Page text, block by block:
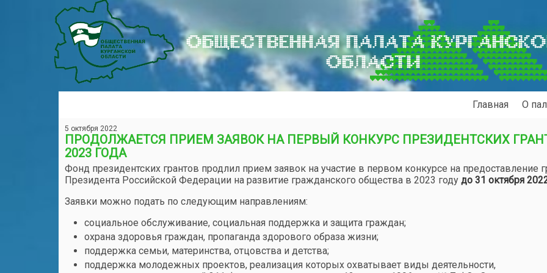
ОБЩЕСТВЕННАЯ ПАЛАТА
ОБЛАСТИ
Главная О
5 октября 2022
ПРОДОЛЖАЕТСЯ ПРИЕМ ЗАЯВОК НА ПЕРВЫЙ КОНКУРС ПРЕЗИДЕНТСКИХ
2023 ГОДА
Фонд президентских грантов продлил прием заявок на участие в первом конкурсе на предоставление
Президента Российской Федерации на развитие гражданского общества в 2023 году до 31 октября
Заявки можно подать по следующим направлениям:
социальное обслуживание, социальная поддержка и защита граждан;
охрана здоровья граждан, пропаганда здорового образа жизни;
поддержка семьи, материнства, отцовства и детства;
поддержка молодежных проектов, реализация которых охватывает виды деятельности,